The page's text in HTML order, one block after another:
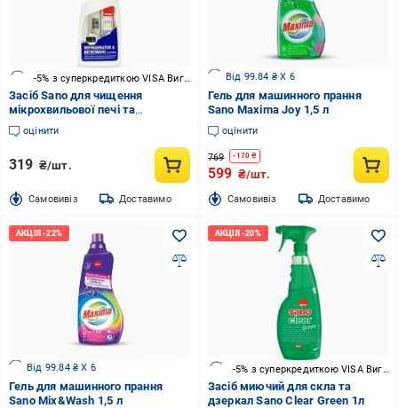
-5% з суперкредиткою VISA Вигода
Засіб Sano для чищення
мікрохвильової печі та
холодильника Refrigerator
Microwave Cleaner 0,75 л
оцінити
319 ₴/шт.
Cамовивіз Доставимо
Від 99.84 ₴ X 6
Гель для машинного прання
Sano Maxima Joy 1,5 л
оцінити
769 -170 ₴
599 ₴/шт.
Cамовивіз Доставимо
Від 99.84 ₴ X 6
Гель для машинного прання
Sano Mix&Wash 1,5 л
Засіб миючий для скла та
дзеркал Sano Clear Green 1л